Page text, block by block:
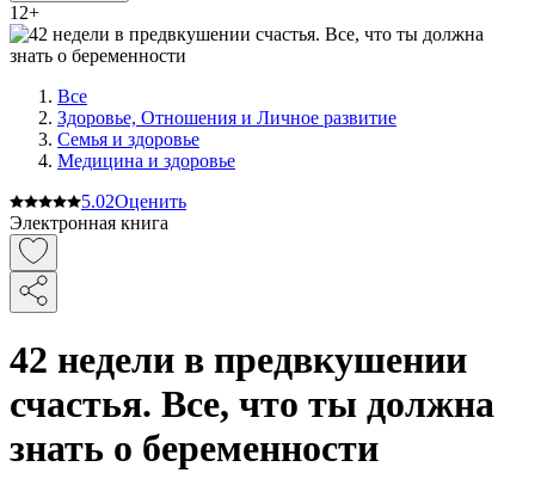
12+
Все
Здоровье, Отношения и Личное развитие
Семья и здоровье
Медицина и здоровье
5.02Оценить
Электронная книга
42 недели в предвкушении
счастья. Все, что ты должна
знать о беременности